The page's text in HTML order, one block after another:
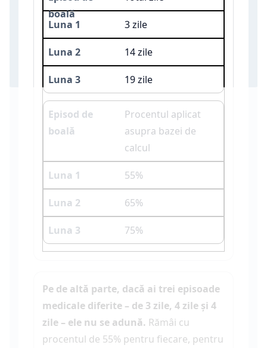
3 zile
14 zile
19 zile
Procentul aplicat
asupra bazei de
calcul
55%
65%
75%
Pe de altă parte, dacă ai trei episoade
medicale diferite – de 3 zile, 4 zile și 4
zile – ele nu se adună. Rămâi cu
procentul de 55% pentru fiecare, pentru